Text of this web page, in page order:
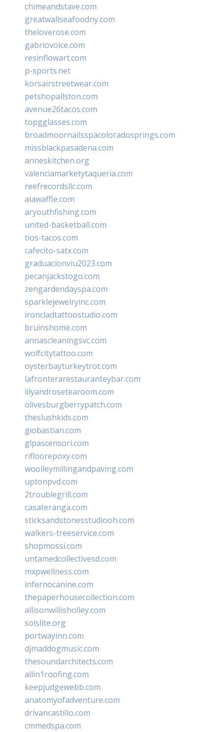
chimeandstave.com
greatwallseafoodny.com
theloverose.com
gabriovoice.com
resinflowart.com
p-sports.net
korsairstreetwear.com
petshopallston.com
avenue26tacos.com
topgglasses.com
broadmoornailsspacoloradosprings.com
missblackpasadena.com
anneskitchen.org
valenciamarketytaqueria.com
reefrecordsllc.com
alawaffle.com
aryouthfishing.com
united-basketball.com
tios-tacos.com
cafecito-satx.com
graduacionviu2023.com
pecanjackstogo.com
zengardendayspa.com
sparklejewelryinc.com
ironcladtattoostudio.com
bruinshome.com
annascleaningsvc.com
wolfcitytattoo.com
oysterbayturkeytrot.com
lafronterarestauranteybar.com
lilyandrosetearoom.com
olivesburgberrypatch.com
theslushkids.com
giobastian.com
glpascensori.com
rifloorepoxy.com
woolleymillingandpaving.com
uptonpvd.com
2troublegrill.com
casateranga.com
sticksandstonesstudiooh.com
walkers-treeservice.com
shopmossi.com
untamedcollectivesd.com
mxpwellness.com
infernocanine.com
thepaperhousecollection.com
allisonwillisholley.com
solslite.org
portwayinn.com
djmaddogmusic.com
thesoundarchitects.com
allin1roofing.com
keepjudgewebb.com
anatomyofadventure.com
drivancastillo.com
cmmedspa.com